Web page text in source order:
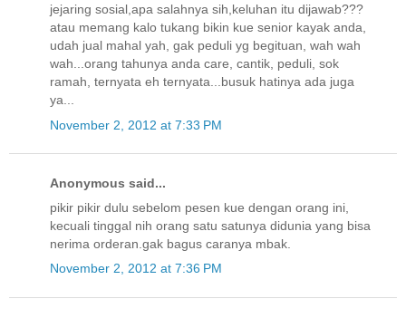
jejaring sosial,apa salahnya sih,keluhan itu dijawab???
atau memang kalo tukang bikin kue senior kayak anda,
udah jual mahal yah, gak peduli yg begituan, wah wah
wah...orang tahunya anda care, cantik, peduli, sok
ramah, ternyata eh ternyata...busuk hatinya ada juga
ya...
November 2, 2012 at 7:33 PM
Anonymous said...
pikir pikir dulu sebelom pesen kue dengan orang ini,
kecuali tinggal nih orang satu satunya didunia yang bisa
nerima orderan.gak bagus caranya mbak.
November 2, 2012 at 7:36 PM